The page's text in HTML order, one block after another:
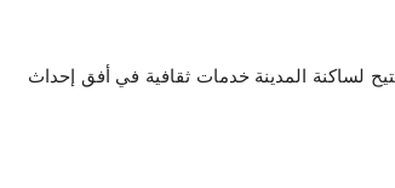
لساكنة المدينة خدمات ثقافية في أفق إحداث